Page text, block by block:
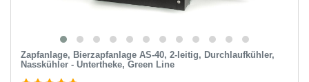
Zapfanlage, Bierzapfanlage AS-40, 2-leitig, Durchlaufkühler,
Nasskühler - Untertheke, Green Line